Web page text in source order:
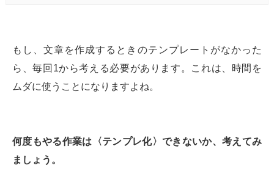
もし、文章を作成するときのテンプレートがなかった
ら、毎回1から考える必要があります。これは、時間を
ムダに使うことになりますよね。
何度もやる作業は〈テンプレ化〉できないか、考えてみ
ましょう。